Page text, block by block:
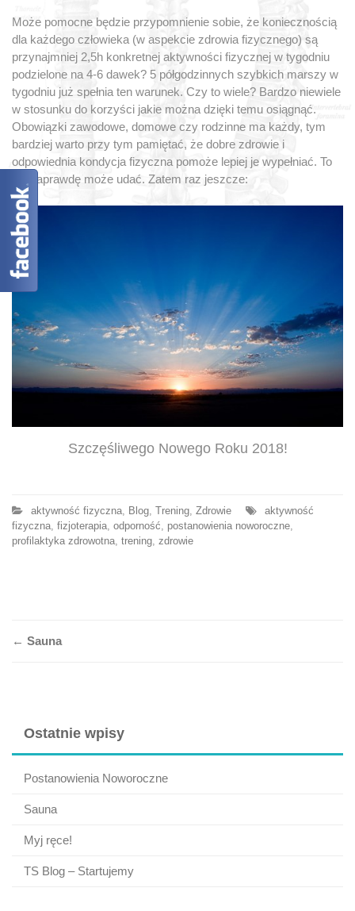
Może pomocne będzie przypomnienie sobie, że koniecznością
dla każdego człowieka (w aspekcie zdrowia fizycznego) są
przynajmniej 2,5h konkretnej aktywności fizycznej w tygodniu
podzielone na 4-6 dawek? 5 półgodzinnych szybkich marszy w
tygodniu już spełnia ten warunek. Czy to wiele? Bardzo niewiele
w stosunku do korzyści jakie można dzięki temu osiągnąć.
Obowiązki zawodowe, domowe czy rodzinne ma każdy, tym
bardziej warto przy tym pamiętać, że dobre zdrowie i
odpowiednia kondycja fizyczna pomoże lepiej je wypełniać. To
się naprawdę może udać. Zatem raz jeszcze:
Szczęśliwego Nowego Roku 2018!
aktywność fizyczna Blog Trening Zdrowie
aktywność
fizyczna fizjoterapia odporność postanowienia noworoczne
profilaktyka zdrowotna trening zdrowie
Post
← Sauna
Ostatnie wpisy
Postanowienia Noworoczne
Sauna
Myj ręce!
TS Blog – Startujemy